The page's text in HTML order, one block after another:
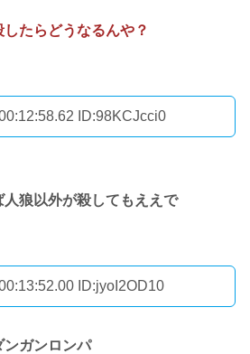
たらどうなるんや？
ID:98KCJcci0
人狼以外が殺してもええで
ID:jyoI2OD10
ンガンロンパ